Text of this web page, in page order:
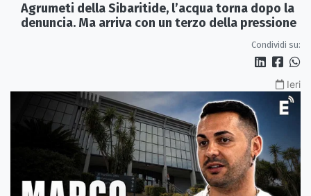
Agrumeti della Sibaritide, l’acqua torna dopo la
denuncia. Ma arriva con un terzo della pressione
Condividi su:
Ieri